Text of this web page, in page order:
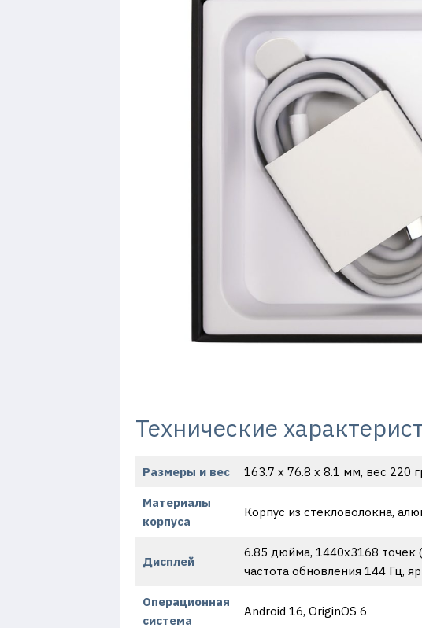
Технические
Размеры и вес 163.7 x 76.8 x 8.1 мм, вес 220
Материалы
корпуса
Корпус из стекловолокна,
Дисплей
6.85 дюйма, 1440х3168 точек
частота обновления 144 Гц,
Операционная
система
Android 16, OriginOS 6